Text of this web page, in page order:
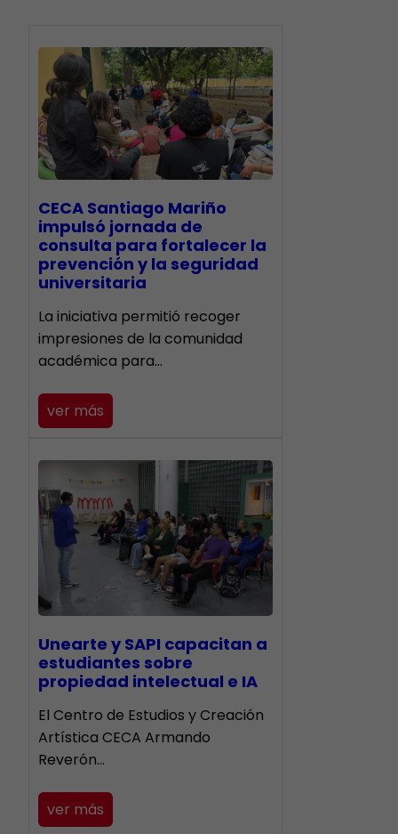
CECA Santiago Mariño
impulsó jornada de
consulta para fortalecer la
prevención y la seguridad
universitaria
La iniciativa permitió recoger
impresiones de la comunidad
académica para…
ver más
Unearte y SAPI capacitan a
estudiantes sobre
propiedad intelectual e IA
El Centro de Estudios y Creación
Artística CECA Armando
Reverón…
ver más